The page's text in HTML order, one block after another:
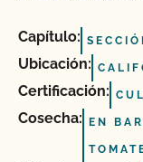
Capítulo:
Ubicación:
Certificación:
Cosecha: EN